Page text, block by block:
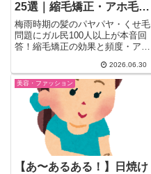
25選｜縮毛矯正・アホ毛ス
ティック・ヘアオイル徹底
比較
梅雨時期の髪のパヤパヤ・くせ毛
問題にガル民100人以上が本音回
答！縮毛矯正の効果と頻度・アホ
ング剤のリアル使用感まで、アラ
サー〜アラフォー女性の「どうし
ても抑えられない」悩みを徹底ま
とめ。試す前に読みたい対策25
2026.06.30
美容・ファッション
【あ〜あるある！】日焼け